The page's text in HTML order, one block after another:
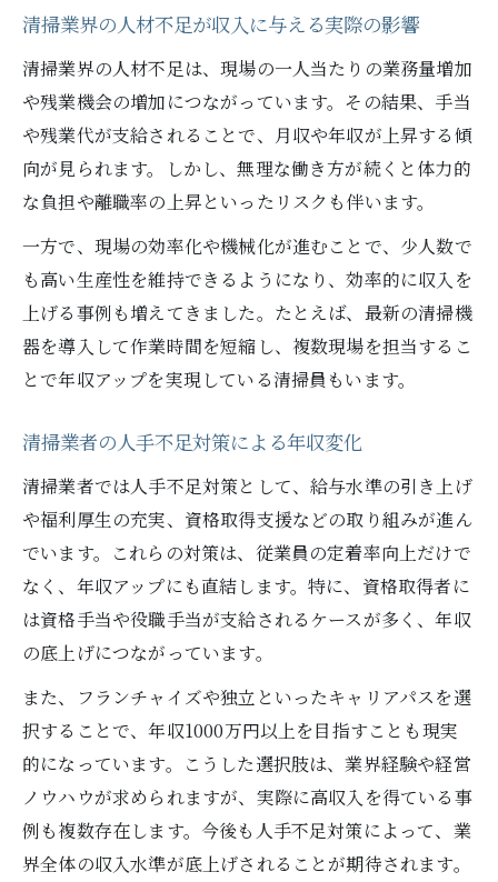
清掃業界の人材不足が収入に与える実際の影響
清掃業界の人材不足は、現場の一人当たりの業務量増加
や残業機会の増加につながっています。その結果、手当
や残業代が支給されることで、月収や年収が上昇する傾
向が見られます。しかし、無理な働き方が続くと体力的
な負担や離職率の上昇といったリスクも伴います。
一方で、現場の効率化や機械化が進むことで、少人数で
も高い生産性を維持できるようになり、効率的に収入を
上げる事例も増えてきました。たとえば、最新の清掃機
器を導入して作業時間を短縮し、複数現場を担当するこ
とで年収アップを実現している清掃員もいます。
清掃業者の人手不足対策による年収変化
清掃業者では人手不足対策として、給与水準の引き上げ
や福利厚生の充実、資格取得支援などの取り組みが進ん
でいます。これらの対策は、従業員の定着率向上だけで
なく、年収アップにも直結します。特に、資格取得者に
は資格手当や役職手当が支給されるケースが多く、年収
の底上げにつながっています。
また、フランチャイズや独立といったキャリアパスを選
択することで、年収1000万円以上を目指すことも現実
的になっています。こうした選択肢は、業界経験や経営
ノウハウが求められますが、実際に高収入を得ている事
例も複数存在します。今後も人手不足対策によって、業
界全体の収入水準が底上げされることが期待されます。